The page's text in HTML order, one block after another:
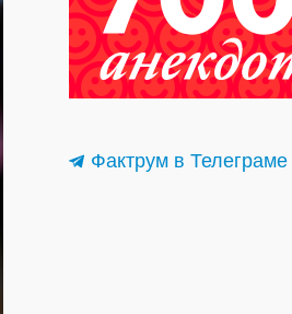
Фактрум в Телеграме